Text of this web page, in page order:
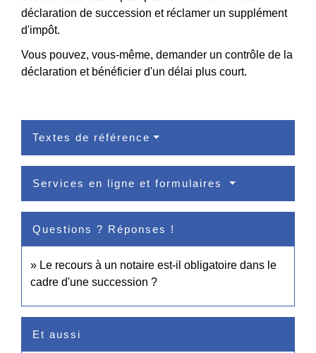
déclaration de succession et réclamer un supplément
d'impôt.
Vous pouvez, vous-même, demander un contrôle de la
déclaration et bénéficier d'un délai plus court.
Textes de référence
Services en ligne et formulaires
Questions ? Réponses !
Le recours à un notaire est-il obligatoire dans le
cadre d'une succession ?
Et aussi